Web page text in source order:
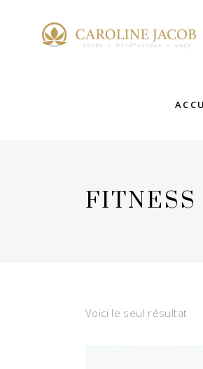
FITNESS
Voici le seul résultat